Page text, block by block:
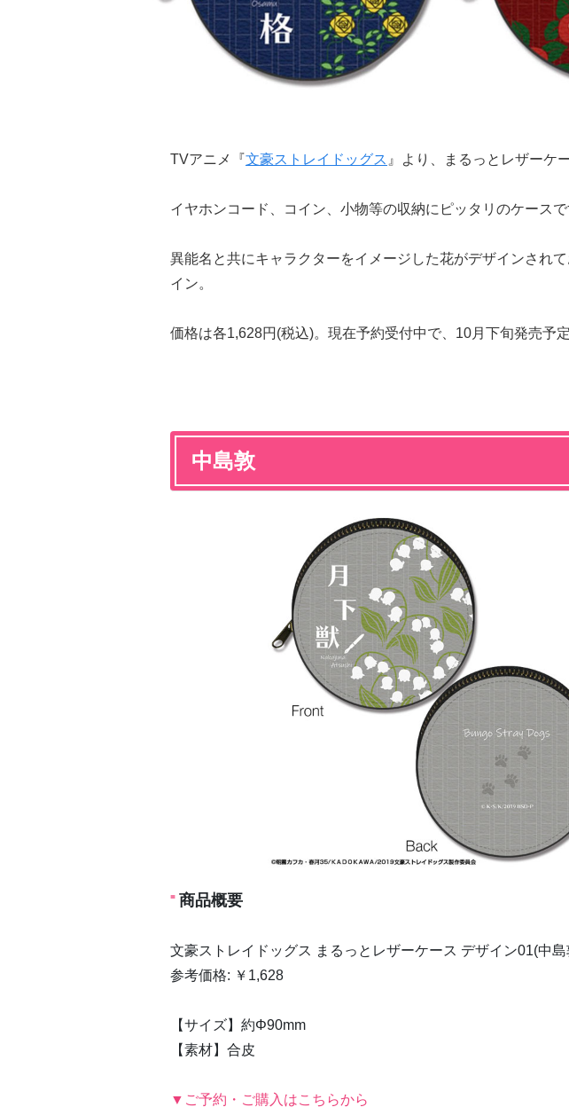
TVアニメ『文豪ストレイドッグス 』より、まるっとレザーケ
イヤホンコード、コイン、小物等の収納にピッタリのケースで
異能名と共にキャラクターをイメージした花がデザインされ
イン。
価格は各1,628円(税込)。現在予約受付中で、10月下旬発売予定
中島敦
商品概要
文豪ストレイドッグス まるっとレザーケース デザイン01(中島
参考価格: ￥1,628
【サイズ】約Φ90mm
【素材】合皮
▼ご予約・ご購入はこちらから